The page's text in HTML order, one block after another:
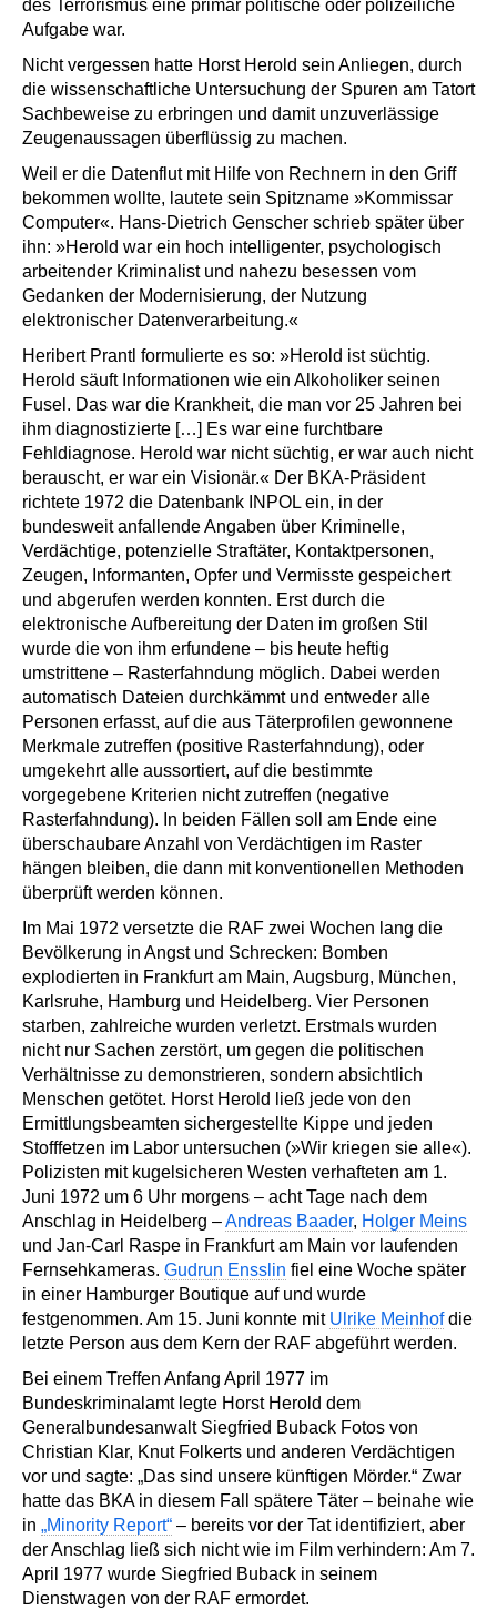
des Terrorismus eine primär politische oder polizeiliche
Aufgabe war.
Nicht vergessen hatte Horst Herold sein Anliegen, durch
die wissenschaftliche Untersuchung der Spuren am Tatort
Sachbeweise zu erbringen und damit unzuverlässige
Zeugenaussagen überflüssig zu machen.
Weil er die Datenflut mit Hilfe von Rechnern in den Griff
bekommen wollte, lautete sein Spitzname »Kommissar
Computer«. Hans-Dietrich Genscher schrieb später über
ihn: »Herold war ein hoch intelligenter, psychologisch
arbeitender Kriminalist und nahezu besessen vom
Gedanken der Modernisierung, der Nutzung
elektronischer Datenverarbeitung.«
Heribert Prantl formulierte es so: »Herold ist süchtig.
Herold säuft Informationen wie ein Alkoholiker seinen
Fusel. Das war die Krankheit, die man vor 25 Jahren bei
ihm diagnostizierte […] Es war eine furchtbare
Fehldiagnose. Herold war nicht süchtig, er war auch nicht
berauscht, er war ein Visionär.« Der BKA-Präsident
richtete 1972 die Datenbank INPOL ein, in der
bundesweit anfallende Angaben über Kriminelle,
Verdächtige, potenzielle Straftäter, Kontaktpersonen,
Zeugen, Informanten, Opfer und Vermisste gespeichert
und abgerufen werden konnten. Erst durch die
elektronische Aufbereitung der Daten im großen Stil
wurde die von ihm erfundene – bis heute heftig
umstrittene – Rasterfahndung möglich. Dabei werden
automatisch Dateien durchkämmt und entweder alle
Personen erfasst, auf die aus Täterprofilen gewonnene
Merkmale zutreffen (positive Rasterfahndung), oder
umgekehrt alle aussortiert, auf die bestimmte
vorgegebene Kriterien nicht zutreffen (negative
Rasterfahndung). In beiden Fällen soll am Ende eine
überschaubare Anzahl von Verdächtigen im Raster
hängen bleiben, die dann mit konventionellen Methoden
überprüft werden können.
Im Mai 1972 versetzte die RAF zwei Wochen lang die
Bevölkerung in Angst und Schrecken: Bomben
explodierten in Frankfurt am Main, Augsburg, München,
Karlsruhe, Hamburg und Heidelberg. Vier Personen
starben, zahlreiche wurden verletzt. Erstmals wurden
nicht nur Sachen zerstört, um gegen die politischen
Verhältnisse zu demonstrieren, sondern absichtlich
Menschen getötet. Horst Herold ließ jede von den
Ermittlungsbeamten sichergestellte Kippe und jeden
Stofffetzen im Labor untersuchen (»Wir kriegen sie alle«).
Polizisten mit kugelsicheren Westen verhafteten am 1.
Juni 1972 um 6 Uhr morgens – acht Tage nach dem
Anschlag in Heidelberg –Andreas Baader, Holger Meins
und Jan-Carl Raspe in Frankfurt am Main vor laufenden
Fernsehkameras. Gudrun Ensslin fiel eine Woche später
in einer Hamburger Boutique auf und wurde
festgenommen. Am 15. Juni konnte mit Ulrike Meinhofdie
letzte Person aus dem Kern der RAF abgeführt werden.
Bei einem Treffen Anfang April 1977 im
Bundeskriminalamt legte Horst Herold dem
Generalbundesanwalt Siegfried Buback Fotos von
Christian Klar, Knut Folkerts und anderen Verdächtigen
vor und sagte: „Das sind unsere künftigen Mörder.“ Zwar
hatte das BKA in diesem Fall spätere Täter – beinahe wie
in „Minority Report“ – bereits vor der Tat identifiziert, aber
der Anschlag ließ sich nicht wie im Film verhindern: Am 7.
April 1977 wurde Siegfried Buback in seinem
Dienstwagen von der RAF ermordet.